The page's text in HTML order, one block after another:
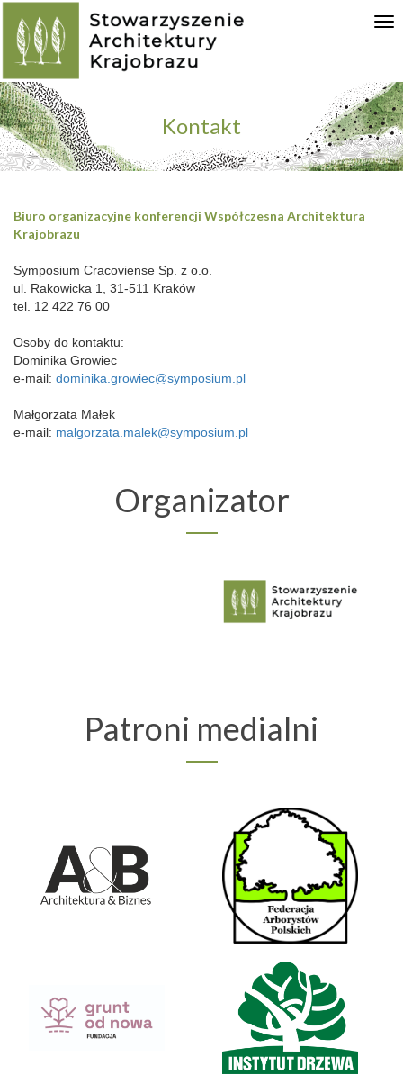
Kontakt
Biuro organizacyjne konferencji Współczesna Architektura
Krajobrazu
Symposium Cracoviense Sp. z o.o.
ul. Rakowicka 1, 31-511 Kraków
tel. 12 422 76 00
Osoby do kontaktu:
Dominika Growiec
e-mail: dominika.growiec@symposium.pl
Małgorzata Małek
e-mail: malgorzata.malek@symposium.pl
Organizator
Patroni medialni